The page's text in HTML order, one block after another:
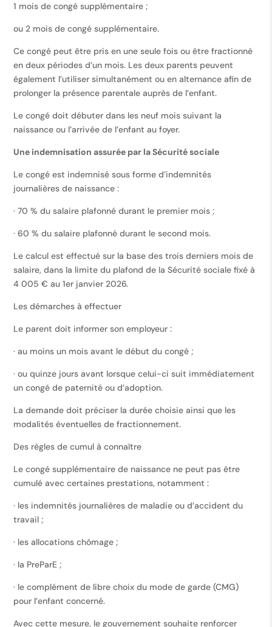
1 mois de congé supplémentaire ;
ou 2 mois de congé supplémentaire.
Ce congé peut être pris en une seule fois ou être fractionné
en deux périodes d’un mois. Les deux parents peuvent
également l’utiliser simultanément ou en alternance afin de
prolonger la présence parentale auprès de l’enfant.
Le congé doit débuter dans les neuf mois suivant la
naissance ou l’arrivée de l’enfant au foyer.
Une indemnisation assurée par la Sécurité sociale
Le congé est indemnisé sous forme d’indemnités
journalières de naissance :
· 70 % du salaire plafonné durant le premier mois ;
· 60 % du salaire plafonné durant le second mois.
Le calcul est effectué sur la base des trois derniers mois de
salaire, dans la limite du plafond de la Sécurité sociale fixé à
4 005 € au 1er janvier 2026.
Les démarches à effectuer
Le parent doit informer son employeur :
· au moins un mois avant le début du congé ;
· ou quinze jours avant lorsque celui-ci suit immédiatement
un congé de paternité ou d’adoption.
La demande doit préciser la durée choisie ainsi que les
modalités éventuelles de fractionnement.
Des règles de cumul à connaître
Le congé supplémentaire de naissance ne peut pas être
cumulé avec certaines prestations, notamment :
· les indemnités journalières de maladie ou d’accident du
travail ;
· les allocations chômage ;
· la PreParE ;
· le complément de libre choix du mode de garde (CMG)
pour l’enfant concerné.
Avec cette mesure, le gouvernement souhaite renforcer